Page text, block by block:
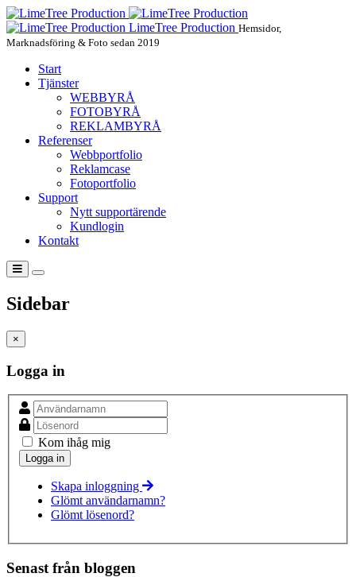
LimeTree Production Hemsidor,
Marknadsföring & Foto sedan 2019
Start
Tjänster
WEBBYRÅ
FOTOBYRÅ
REKLAMBYRÅ
Referenser
Webbportfolio
Reklamcase
Fotoportfolio
Support
Nytt supportärende
Kundlogin
Kontakt
Sidebar
×
Logga in
Kom ihåg mig
Skapa inloggning
Glömt användarnamn?
Glömt lösenord?
Senast från bloggen